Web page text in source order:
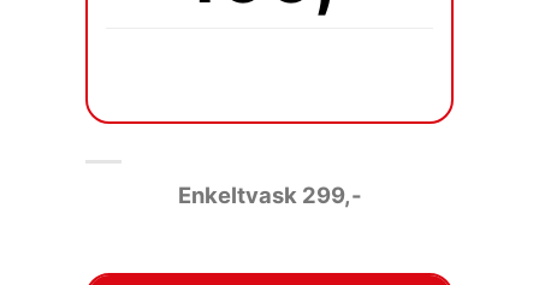
Enkeltvask 299,-